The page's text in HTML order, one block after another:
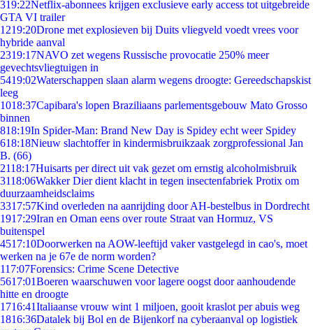
319:22Netflix-abonnees krijgen exclusieve early access tot uitgebreide
GTA VI trailer
1219:20Drone met explosieven bij Duits vliegveld voedt vrees voor
hybride aanval
2319:17NAVO zet wegens Russische provocatie 250% meer
gevechtsvliegtuigen in
5419:02Waterschappen slaan alarm wegens droogte: Gereedschapskist
leeg
1018:37Capibara's lopen Braziliaans parlementsgebouw Mato Grosso
binnen
818:19In Spider-Man: Brand New Day is Spidey echt weer Spidey
618:18Nieuw slachtoffer in kindermisbruikzaak zorgprofessional Jan
B. (66)
2118:17Huisarts per direct uit vak gezet om ernstig alcoholmisbruik
3118:06Wakker Dier dient klacht in tegen insectenfabriek Protix om
duurzaamheidsclaims
3317:57Kind overleden na aanrijding door AH-bestelbus in Dordrecht
1917:29Iran en Oman eens over route Straat van Hormuz, VS
buitenspel
4517:10Doorwerken na AOW-leeftijd vaker vastgelegd in cao's, moet
werken na je 67e de norm worden?
117:07Forensics: Crime Scene Detective
5617:01Boeren waarschuwen voor lagere oogst door aanhoudende
hitte en droogte
1716:41Italiaanse vrouw wint 1 miljoen, gooit kraslot per abuis weg
1816:36Datalek bij Bol en de Bijenkorf na cyberaanval op logistiek